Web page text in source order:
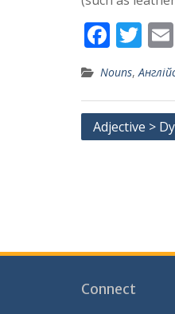
F
e
b
o
T
w
itt
er
Nouns,
Post
Adjective >
Connect